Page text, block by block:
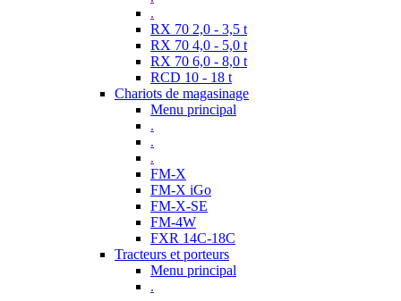
.
RX 70 2,0 - 3,5 t
RX 70 4,0 - 5,0 t
RX 70 6,0 - 8,0 t
RCD 10 - 18 t
Chariots de magasinage
Menu principal
.
.
.
FM-X
FM-X iGo
FM-X-SE
FM-4W
FXR 14C-18C
Tracteurs et porteurs
Menu principal
.